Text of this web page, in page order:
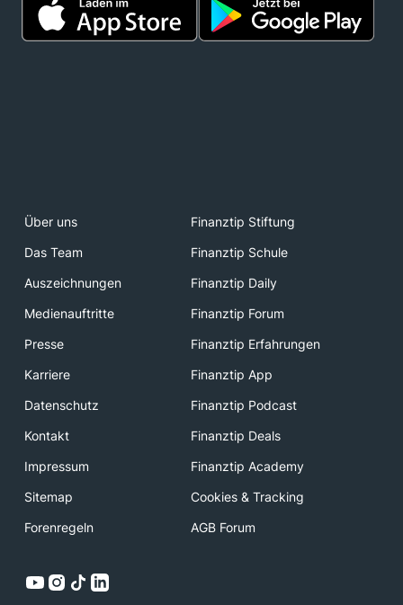
Über uns
Finanztip Stiftung
Das Team
Finanztip Schule
Auszeichnungen
Finanztip Daily
Medienauftritte
Finanztip Forum
Presse
Finanztip Erfahrungen
Karriere
Finanztip App
Datenschutz
Finanztip Podcast
Kontakt
Finanztip Deals
Impressum
Finanztip Academy
Sitemap
Cookies & Tracking
Forenregeln
AGB Forum